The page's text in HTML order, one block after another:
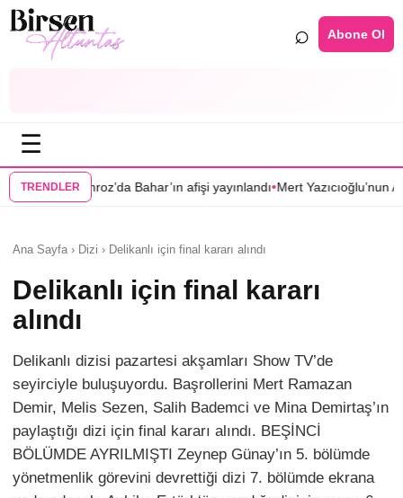
⌕ Abone Ol
☰
TRENDLERafişi yayınlandı•Mert Yazıcıoğlu’nun Aras dizisi ilkbahara
Ana Sayfa › Dizi › Delikanlı için final kararı alındı
Delikanlı için final kararı
alındı
Delikanlı dizisi pazartesi akşamları Show TV’de
seyirciyle buluşuyordu. Başrollerini Mert Ramazan
Demir, Melis Sezen, Salih Bademci ve Mina Demirtaş’ın
paylaştığı dizi için final kararı alındı. BEŞİNCİ
BÖLÜMDE AYRILMIŞTI Zeynep Günay’ın 5. bölümde
yönetmenlik görevini devrettiği dizi 7. bölümde ekrana